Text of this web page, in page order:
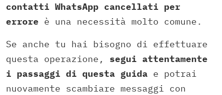
contatti WhatsApp cancellati per
errore è una necessità molto comune.
Se anche tu hai bisogno di effettuare
questa operazione, segui attentamente
i passaggi di questa guida e potrai
nuovamente scambiare messaggi con